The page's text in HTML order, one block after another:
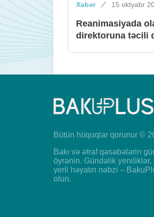
Xəbər 15 oktyabr
Reanimasiyada
direktoruna təcili
Bütün hüquqlar qorunur ©
Bakı və ətraf qəsəbələrin
öyrənin. Gündəlik
yerli həyatın nəbzi –
olun.